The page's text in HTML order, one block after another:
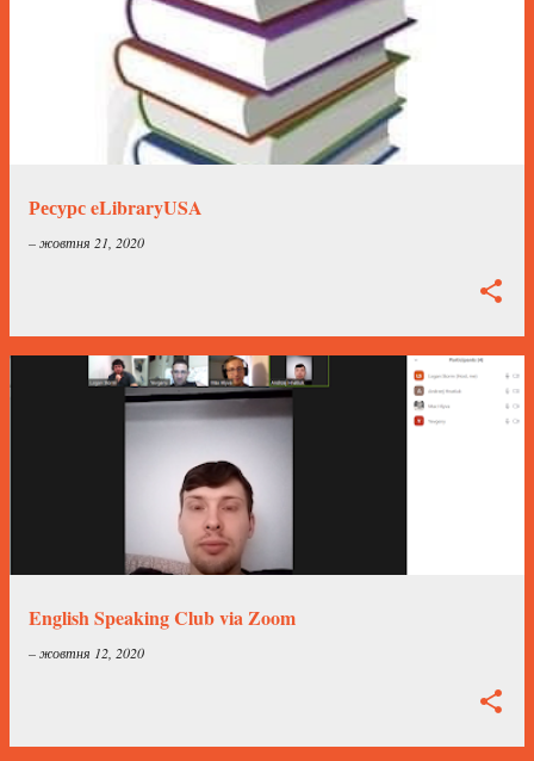
Ресурс eLibraryUSA
–жовтня 21, 2020
English Speaking Club via Zoom
–жовтня 12, 2020